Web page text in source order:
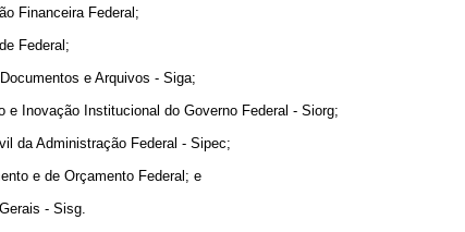
Financeira Federal;
Federal;
e Arquivos - Siga;
e Inovação Institucional do Governo Federal - Siorg;
da Administração Federal - Sipec;
e de Orçamento Federal; e
- Sisg.